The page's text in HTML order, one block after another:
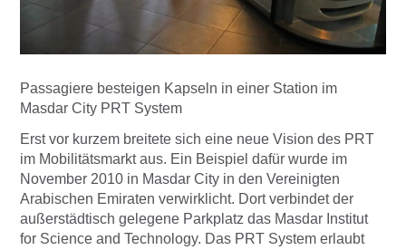
Passagiere besteigen Kapseln in einer Station im
Masdar City PRT System
Erst vor kurzem breitete sich eine neue Vision des PRT
im Mobilitätsmarkt aus. Ein Beispiel dafür wurde im
November 2010 in Masdar City in den Vereinigten
Arabischen Emiraten verwirklicht. Dort verbindet der
außerstädtisch gelegene Parkplatz das Masdar Institut
for Science and Technology. Das PRT System erlaubt